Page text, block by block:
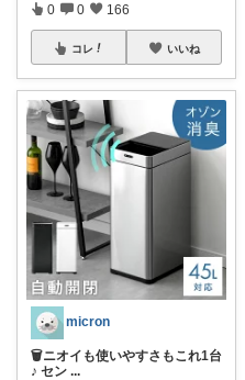
0 0 166
コレ いいね
micron
🗑️ニオイも使いやすさもこれ1台
♪ セン ...